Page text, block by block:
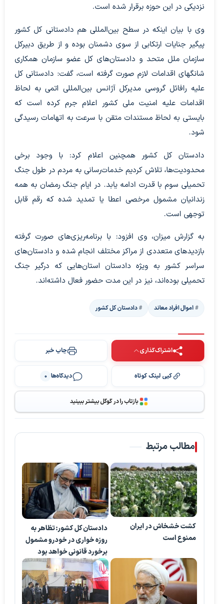
نزدیکی در این حوزه برقرار شده است.
وی با بیان اینکه در سطح بین‌المللی هم دادستانی کل کشور
پیگیر جنایات ارتکابی از سوی دشمنان بوده و از طریق دبیرکل
سازمان ملل متحد و دادستان‌های کل عضو سازمان همکاری
شانگهای اقدامات لازم صورت گرفته است، گفت: دادستانی کل
علیه رافائل گروسی مدیرکل آژانس بین‌المللی اتمی به لحاظ
اقدامات علیه امنیت ملی کشور اعلام جرم کرده است که
بایستی به لحاظ مستندات متقن با سرعت به اتهامات رسیدگی
شود.
دادستان کل کشور همچنین اعلام کرد: با وجود برخی
محدودیت‌ها، تلاش کردیم خدمات‌رسانی به مردم در طول جنگ
تحمیلی سوم با قدرت ادامه یابد. در ایام جنگ رمضان به همه
زندانیان مشمول مرخصی اعطا یا تمدید شده که رقم قابل
توجهی است.
به گزارش میزان، وی افزود: با برنامه‌ریزی‌های صورت گرفته
بازدید‌های متعددی از مراکز مختلف انجام شده و دادستان‌های
سراسر کشور به ویژه دادستان استان‌هایی که درگیر جنگ
تحمیلی بوده‌اند، نیز در این مدت حضور فعال داشته‌اند.
اموال افراد معاند دادستان کل کشور
اشتراک‌گذاری چاپ خبر
کپی لینک کوتاه دیدگاه‌ها 0
بازتاب را در گوگل بیشتر ببینید
مطالب مرتبط
کشت خشخاش در ایران
ممنوع است
دادستان کل کشور: تظاهر به
روزه خواری در خودرو مشمول
برخورد قانونی خواهد بود